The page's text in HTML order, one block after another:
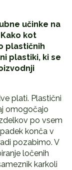
učinke na
kot
plastičnih
plastiki, ki se
plati. Plastični
omogočajo
po vsem
konča v
pozabimo. V
ločenih
karkoli